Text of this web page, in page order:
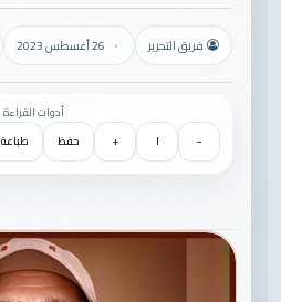
فريق التحرير 26 أغسطس 2023
أدوات القراءة
−
١ + حفظ طباعة